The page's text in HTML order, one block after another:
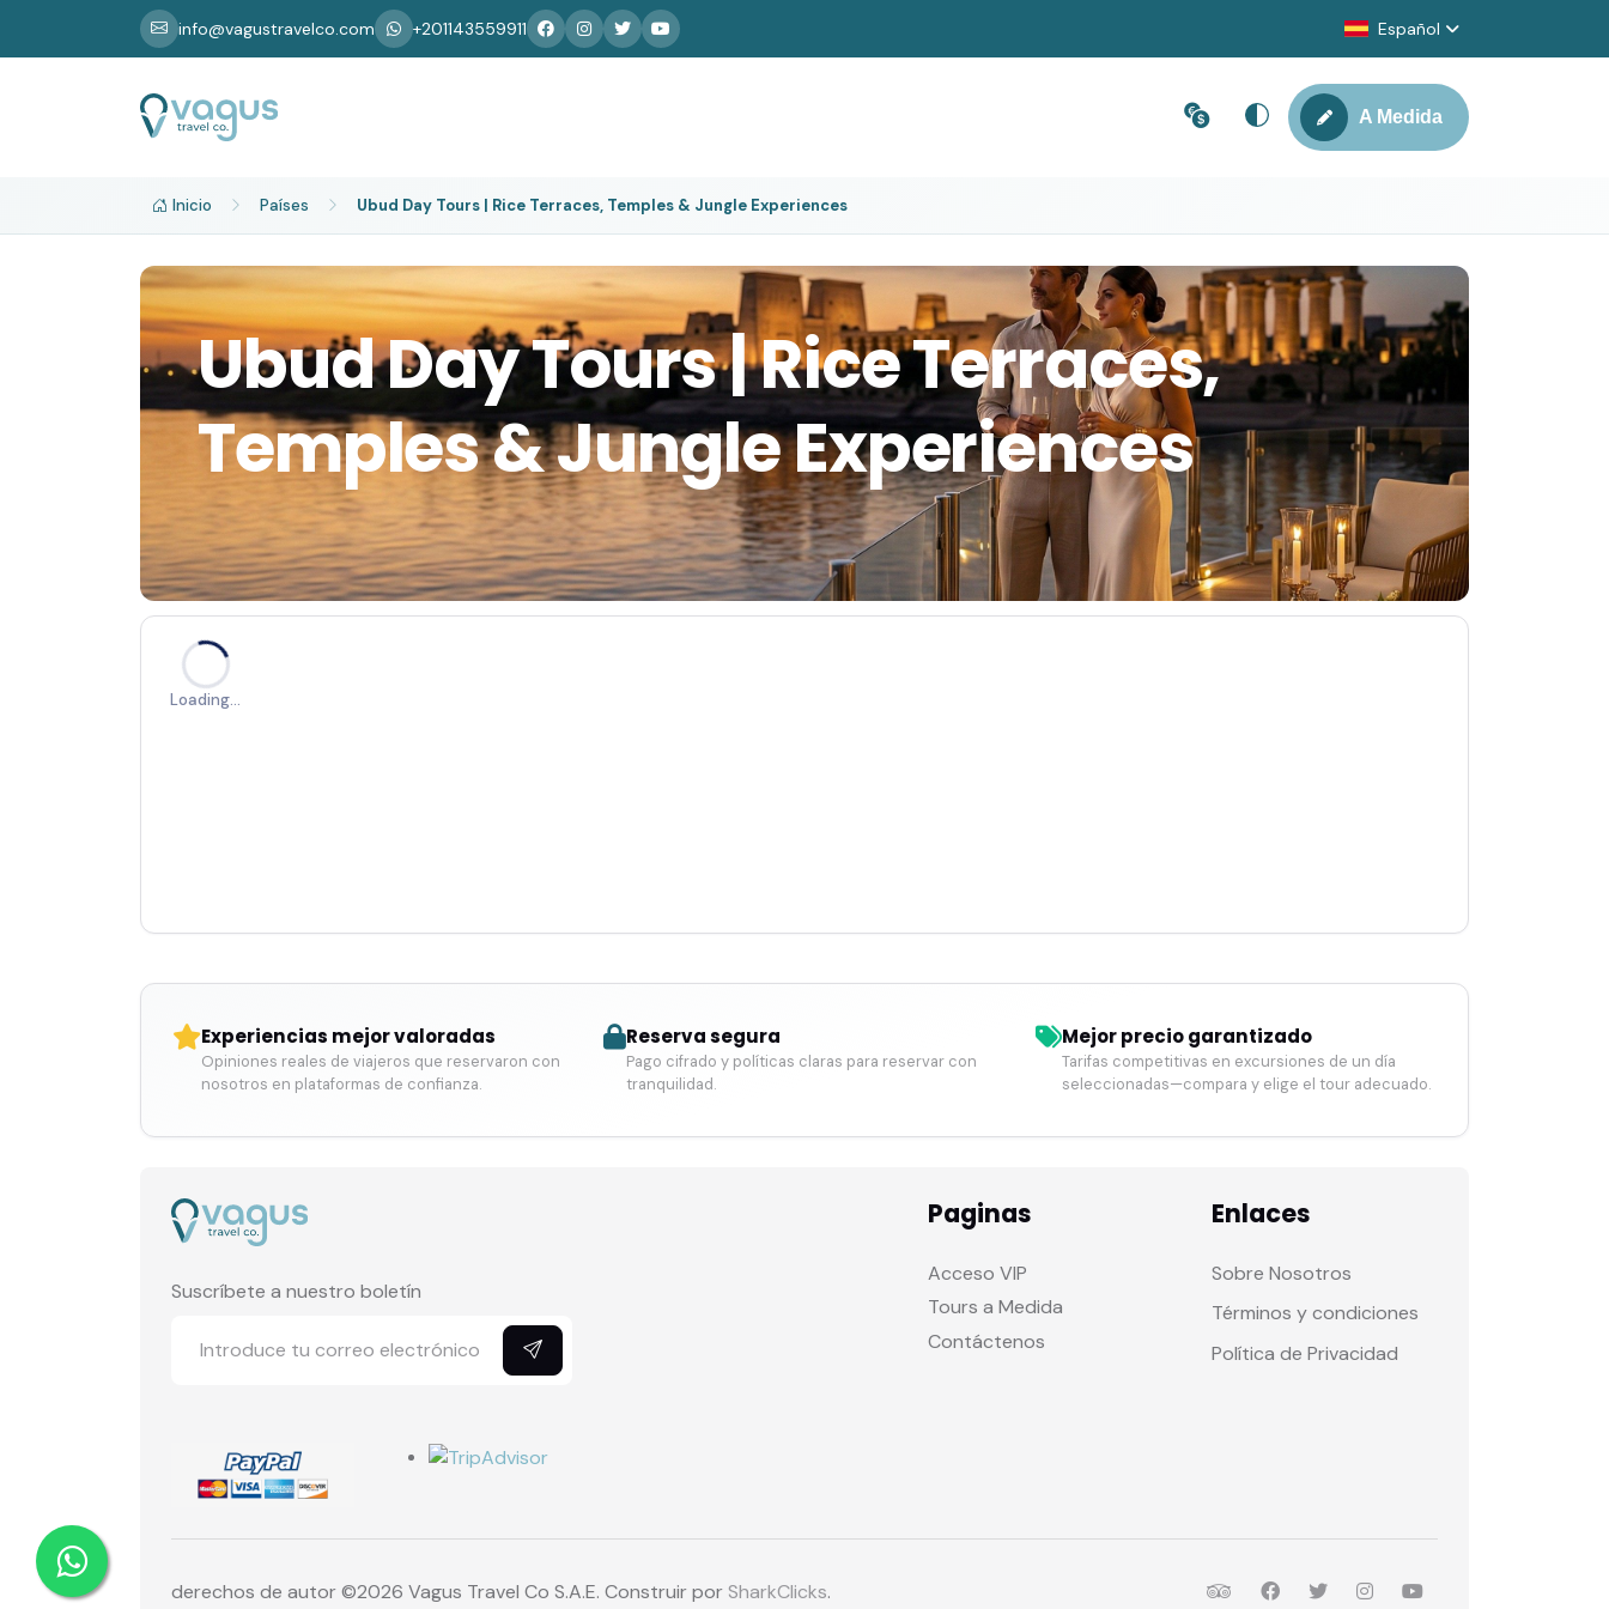
info@vagustravelco.com +201143559911 Español
A Medida
Inicio Países Ubud Day Tours | Rice Terraces, Temples & Jungle Experiences
Ubud Day Tours | Rice Terraces,
Temples & Jungle Experiences
Loading…
Experiencias mejor valoradas
Opiniones reales de viajeros que reservaron con
nosotros en plataformas de confianza.
Reserva segura
Pago cifrado y políticas claras para reservar con
tranquilidad.
Mejor precio garantizado
Tarifas competitivas en excursiones de un día
seleccionadas—compara y elige el tour adecuado.
Suscríbete a nuestro boletín
Paginas
Acceso VIP
Tours a Medida
Contáctenos
Enlaces
Sobre Nosotros
Términos y condiciones
Política de Privacidad
derechos de autor ©2026 Vagus Travel Co S.A.E. Construir por SharkClicks.